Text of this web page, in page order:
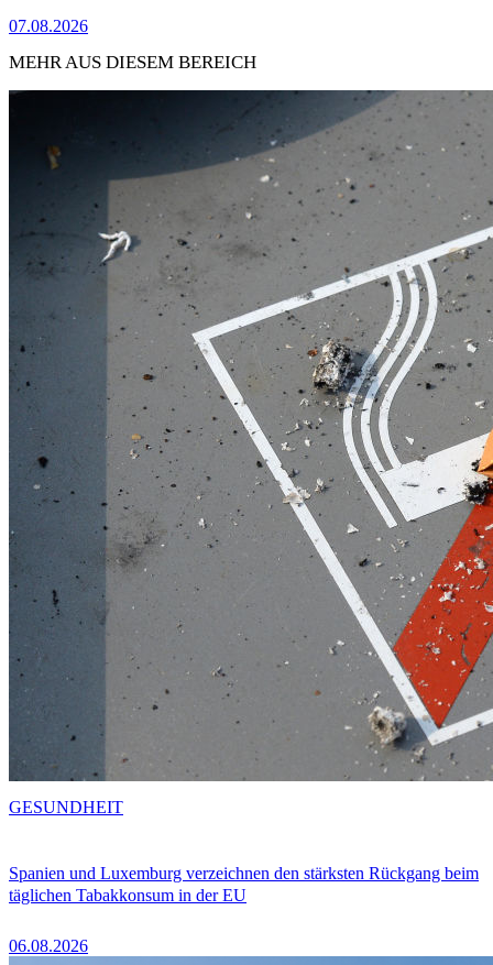
07.08.2026
MEHR AUS DIESEM BEREICH
Spanien und Luxemburg verzeichnen den stärksten Rückgang beim
täglichen Tabakkonsum in der EU
06.08.2026
GESUNDHEIT